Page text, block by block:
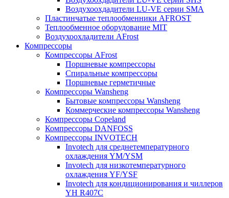
Воздухоохдадители LU-VE серии SMA
Пластинчатые теплообменники AFROST
Теплообменное оборудование MIT
Воздухоохладители AFrost
Компрессоры
Компрессоры AFrost
Поршневые компрессоры
Спиральные компрессоры
Поршневые герметичные
Компрессоры Wansheng
Бытовые компрессоры Wansheng
Коммерческие компрессоры Wansheng
Компрессоры Copeland
Компрессоры DANFOSS
Компрессоры INVOTECH
Invotech для среднетемпературного
охлаждения YM/YSM
Invotech для низкотемпературного
охлаждения YF/YSF
Invotech для кондиционирования и чиллеров
YH R407C